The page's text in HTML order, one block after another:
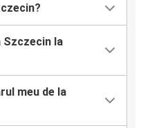
Szczecin la
meu de la